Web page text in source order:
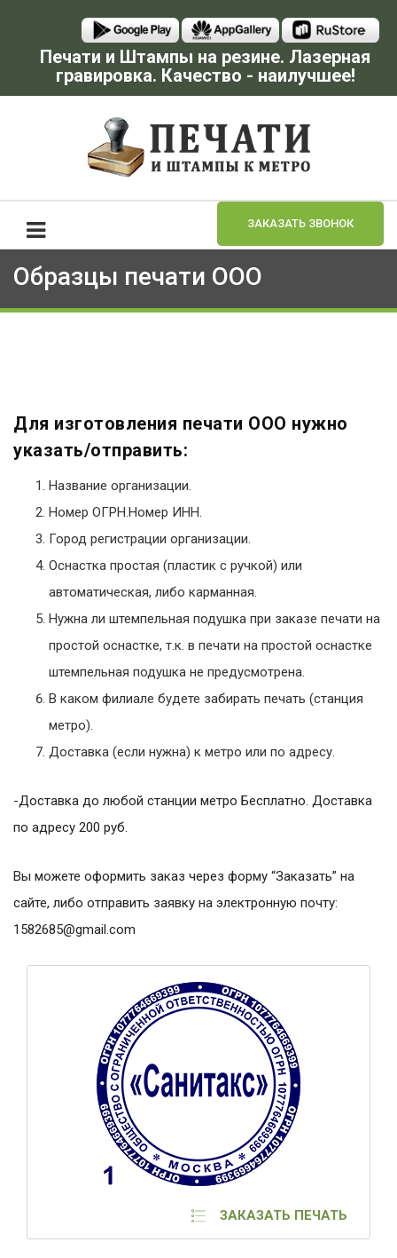
Печати и Штампы на резине. Лазерная
гравировка. Качество - наилучшее!
ЗАКАЗАТЬ ЗВОНОК
Образцы печати ООО
Для изготовления печати ООО нужно
указать/отправить:
Название организации.
Номер ОГРН.Номер ИНН.
Город регистрации организации.
Оснастка простая (пластик с ручкой) или
автоматическая, либо карманная.
Нужна ли штемпельная подушка при заказе печати на
простой оснастке, т.к. в печати на простой оснастке
штемпельная подушка не предусмотрена.
В каком филиале будете забирать печать (станция
метро).
Доставка (если нужна) к метро или по адресу.
-Доставка до любой станции метро Бесплатно. Доставка
по адресу 200 руб.
Вы можете оформить заказ через форму “Заказать” на
сайте, либо отправить заявку на электронную почту:
1582685@gmail.com
ЗАКАЗАТЬ ПЕЧАТЬ